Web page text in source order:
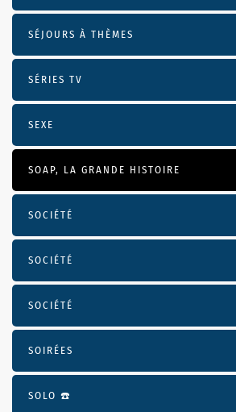
SÉJOURS À THÈMES
SÉRIES TV
SEXE
SOAP, LA GRANDE HISTOIRE
SOCIÉTÉ
SOCIÉTÉ
SOCIÉTÉ
SOIRÉES
SOLO ☎️